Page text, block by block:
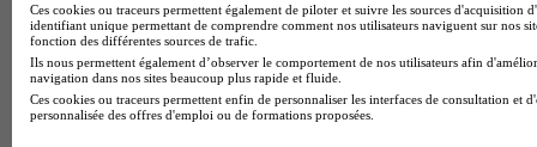
Master Marketing Digital
BTS Ndrc
BTS Mco
Master Data science
Master Meef
Ces cookies ou traceurs permettent également de piloter et suivre les sources d'acquisition
identifiant unique permettant de comprendre comment nos utilisateurs naviguent sur nos
fonction des différentes sources de trafic.
Ils nous permettent également d’observer le comportement de nos utilisateurs afin
navigation dans nos sites beaucoup plus rapide et fluide.
Ces cookies ou traceurs permettent enfin de personnaliser les interfaces de consultation et
personnalisée des offres d'emploi ou de formations proposées.